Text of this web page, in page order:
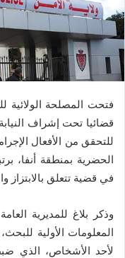
فتحت المصلحة الولائية
قضائيا تحت إشراف
للتحقق من الأفعال
الحضرية بمنطقة أنفا،
في قضية تتعلق بالابتزاز
وذكر بلاغ للمديرية
المعلومات الأولية
لأحد الأشخاص، الذي